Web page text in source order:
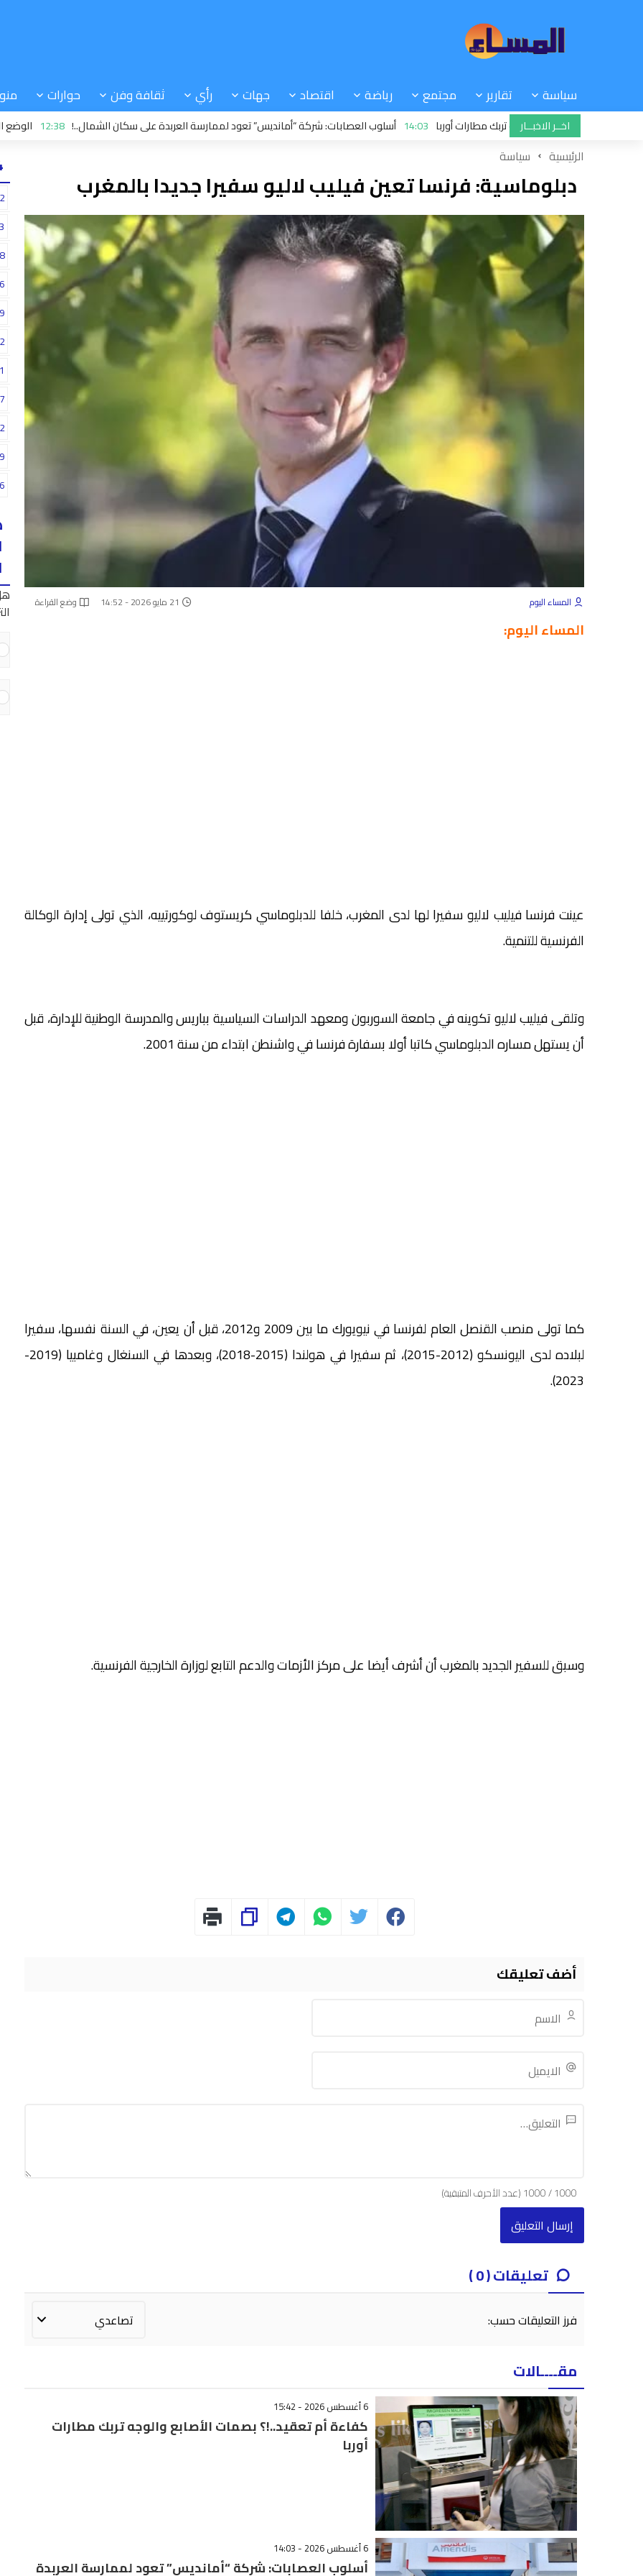
سياسة تقارير مجتمع رياضة اقتصاد جهات رأي ثقافة وفن حوارات
اخــر الاخبــار
الأصابع والوجه تربك مطارات أوربا 14:03 أسلوب العصابات: شركة “أمانديس” تعود لممارسة العربدة على سكان الشمال..! 12:38 الوضع الحالي
الرئيسية سياسة
دبلوماسية: فرنسا تعين فيليب لاليو سفيرا جديدا بالمغرب
المساء اليوم 21 مايو 2026 - 14:52 وضع القراءة
المساء اليوم:
عينت فرنسا فيليب لاليو سفيرا لها لدى المغرب، خلفا للدبلوماسي كريستوف لوكورتييه، الذي تولى إدارة الوكالة
الفرنسية للتنمية.
وتلقى فيليب لاليو تكوينه في جامعة السوربون ومعهد الدراسات السياسية بباريس والمدرسة الوطنية للإدارة، قبل
أن يستهل مساره الدبلوماسي كاتبا أولا بسفارة فرنسا في واشنطن ابتداء من سنة 2001.
كما تولى منصب القنصل العام لفرنسا في نيويورك ما بين 2009 و2012، قبل أن يعين، في السنة نفسها، سفيرا
لبلاده لدى اليونسكو (2012-2015)، ثم سفيرا في هولندا (2015-2018)، وبعدها في السنغال وغامبيا (2019-
2023).
وسبق للسفير الجديد بالمغرب أن أشرف أيضا على مركز الأزمات والدعم التابع لوزارة الخارجية الفرنسية.
أضف تعليقك
1000
/
1000(عدد الأحرف المتبقية)
تعليقات ( 0 )
فرز التعليقات حسب:
مقــــالات
6 أغسطس 2026 - 15:42
كفاءة أم تعقيد..!؟ بصمات الأصابع والوجه تربك مطارات
أوربا
6 أغسطس 2026 - 14:03
أسلوب العصابات: شركة “أمانديس” تعود لممارسة العربدة